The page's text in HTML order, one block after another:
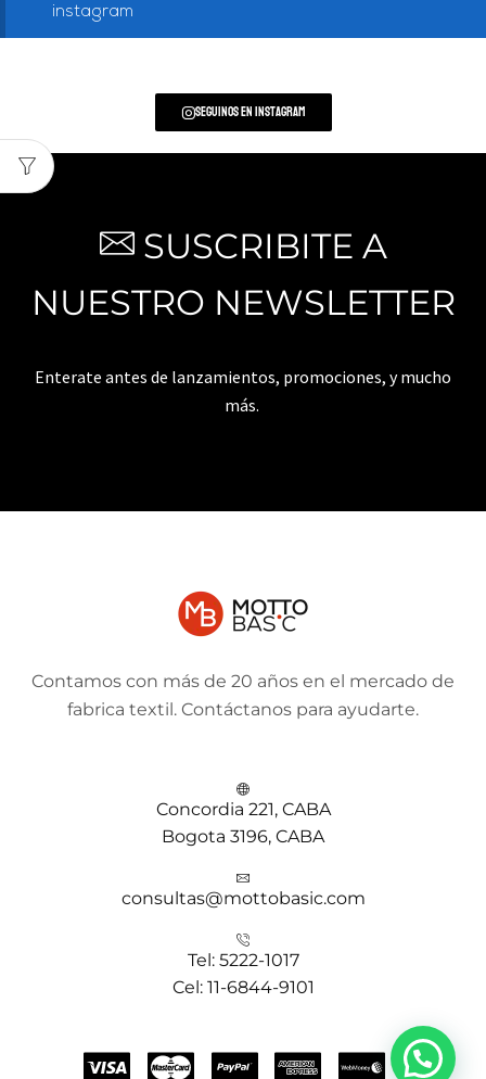
instagram
Seguinos en Instagram
SUSCRIBITE A
NUESTRO NEWSLETTER
Enterate antes de lanzamientos, promociones, y mucho
más.
Contamos con más de 20 años en el mercado de
fabrica textil. Contáctanos para ayudarte.
Concordia 221, CABA
Bogota 3196, CABA
consultas@mottobasic.com
Tel: 5222-1017
Cel: 11-6844-9101